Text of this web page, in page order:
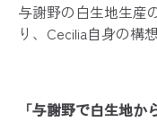
与謝野の白生地生産
り、Cecilia自身の構
「与謝野で白生地か